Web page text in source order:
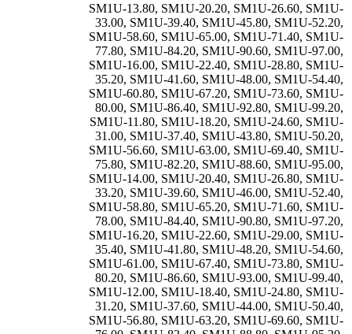
SM1U-13.80, SM1U-20.20, SM1U-26.60, SM1U-
33.00, SM1U-39.40, SM1U-45.80, SM1U-52.20,
SM1U-58.60, SM1U-65.00, SM1U-71.40, SM1U-
77.80, SM1U-84.20, SM1U-90.60, SM1U-97.00,
SM1U-16.00, SM1U-22.40, SM1U-28.80, SM1U-
35.20, SM1U-41.60, SM1U-48.00, SM1U-54.40,
SM1U-60.80, SM1U-67.20, SM1U-73.60, SM1U-
80.00, SM1U-86.40, SM1U-92.80, SM1U-99.20,
SM1U-11.80, SM1U-18.20, SM1U-24.60, SM1U-
31.00, SM1U-37.40, SM1U-43.80, SM1U-50.20,
SM1U-56.60, SM1U-63.00, SM1U-69.40, SM1U-
75.80, SM1U-82.20, SM1U-88.60, SM1U-95.00,
SM1U-14.00, SM1U-20.40, SM1U-26.80, SM1U-
33.20, SM1U-39.60, SM1U-46.00, SM1U-52.40,
SM1U-58.80, SM1U-65.20, SM1U-71.60, SM1U-
78.00, SM1U-84.40, SM1U-90.80, SM1U-97.20,
SM1U-16.20, SM1U-22.60, SM1U-29.00, SM1U-
35.40, SM1U-41.80, SM1U-48.20, SM1U-54.60,
SM1U-61.00, SM1U-67.40, SM1U-73.80, SM1U-
80.20, SM1U-86.60, SM1U-93.00, SM1U-99.40,
SM1U-12.00, SM1U-18.40, SM1U-24.80, SM1U-
31.20, SM1U-37.60, SM1U-44.00, SM1U-50.40,
SM1U-56.80, SM1U-63.20, SM1U-69.60, SM1U-